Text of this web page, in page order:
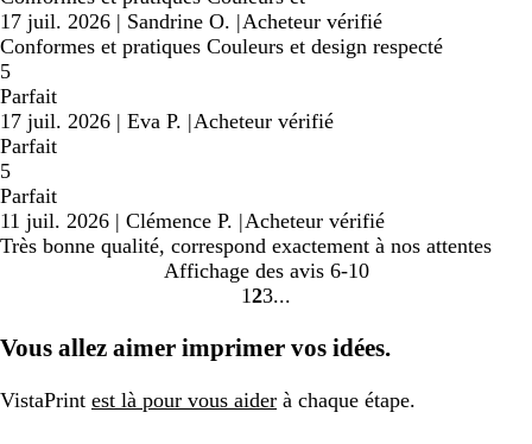
17 juil. 2026 | Sandrine O. |Acheteur vérifié
Conformes et pratiques Couleurs et design respecté
5
Parfait
17 juil. 2026 | Eva P. |Acheteur vérifié
Parfait
5
Parfait
11 juil. 2026 | Clémence P. |Acheteur vérifié
Très bonne qualité, correspond exactement à nos attentes
Affichage des avis 6-10
Accéder
la
1 Accéder
la
2Accéder
la
3
Vous allez aimer imprimer vos idées.
VistaPrint est là pour vous aider à chaque étape.